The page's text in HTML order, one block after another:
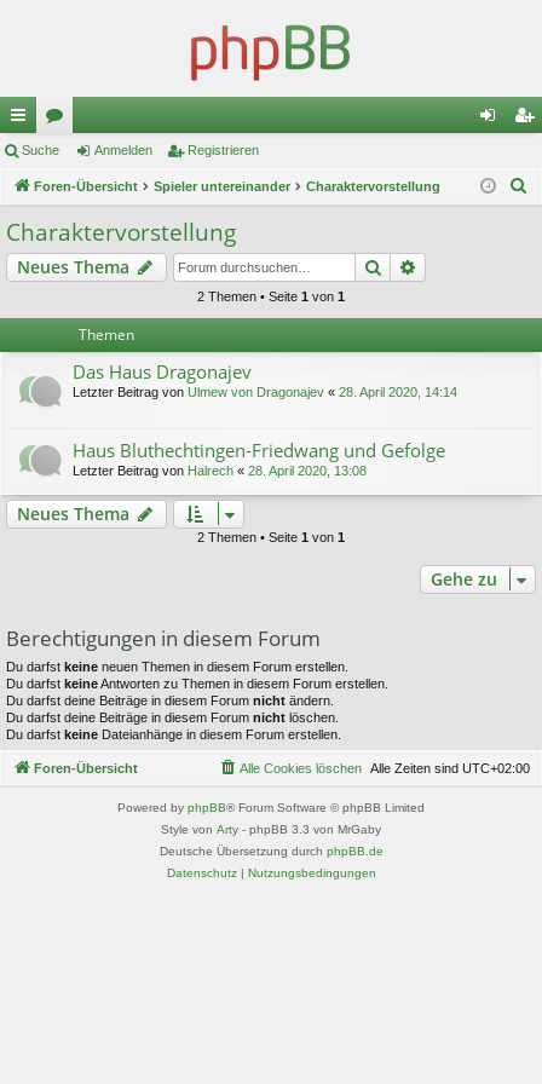
ch
ne
llz
ug
or
en m ist
Suche Anmelden Registrieren
Foren-Übersicht Spieler untereinander Charaktervorstellung
Charaktervorstellung
Neues Thema Suche
2 Themen • Seite 1 von 1
Themen
Das Haus Dragonajev
Letzter Beitrag von Ulmew von Dragonajev « 28. April 2020, 14:14
Haus Bluthechtingen-Friedwang und Gefolge
Letzter Beitrag von Halrech « 28. April 2020, 13:08
Neues Thema
2 Themen • Seite 1 von 1
Gehe zu
Berechtigungen in diesem Forum
Du darfst keine neuen Themen in diesem Forum erstellen.
Du darfst keineAntworten zu Themen in diesem Forum erstellen.
Du darfst deine Beiträge in diesem Forum nicht ändern.
Du darfst deine Beiträge in diesem Forum nicht löschen.
Du darfst keine Dateianhänge in diesem Forum erstellen.
Foren-Übersicht Alle Zeiten sind UTC+02:00
Alle Cookies löschen
Powered by phpBB® Forum Software © phpBB Limited
Style von Arty - phpBB 3.3 von MrGaby
Deutsche Übersetzung durch phpBB.de
Datenschutz| Nutzungsbedingungen